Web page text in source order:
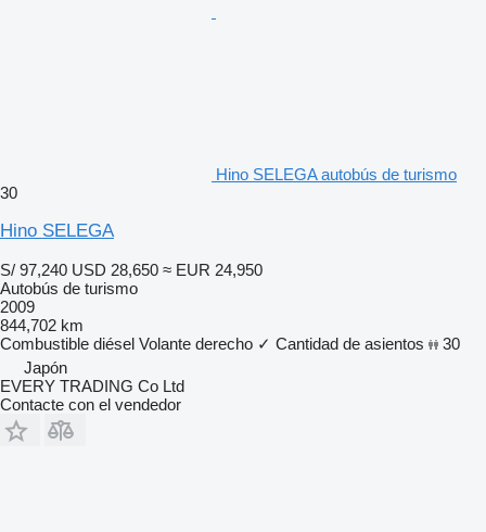
Hino SELEGA autobús de turismo
30
Hino SELEGA
S/ 97,240 USD 28,650 ≈ EUR 24,950
Autobús de turismo
2009
844,702 km
Combustible diésel Volante derecho ✓ Cantidad de asientos
30
Japón
EVERY TRADING Co Ltd
Contacte con el vendedor